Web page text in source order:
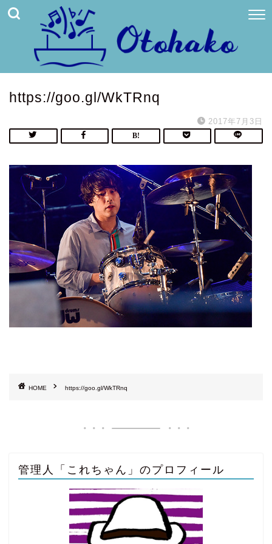
https://goo.gl/WkTRnq
2017年7月3日
HOME https://goo.gl/WkTRnq
管理人「これちゃん」のプロフィール